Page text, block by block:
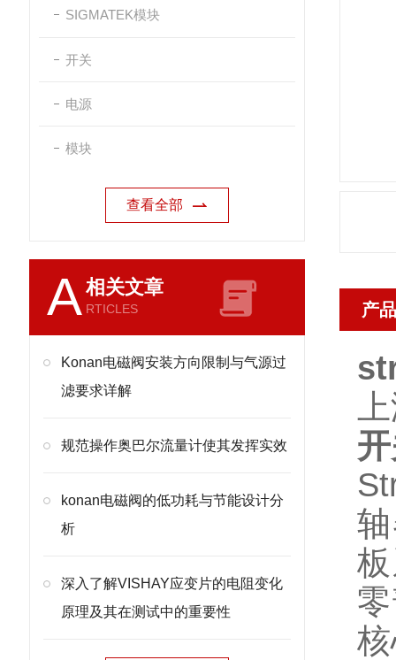
SIGMATEK模块
开关
电源
模块
查看全部
A相关文章
RTICLES
Konan电磁阀安装方向限制与气源过
滤要求详解
规范操作奥巴尔流量计使其发挥实效
konan电磁阀的低功耗与节能设计分
析
深入了解VISHAY应变片的电阻变化
原理及其在测试中的重要性
产